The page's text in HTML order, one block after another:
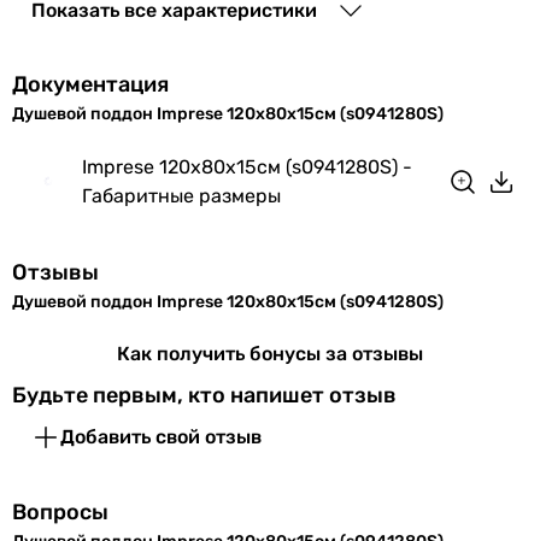
Высота
15 см
Ширина
80 см
Глубина
поддона
белый
Гарантия
Увидели ошибку в описании или характеристиках?
Показать все характеристики
Документация
Душевой поддон Imprese 120x80x15см (s0941280S)
Imprese 120x80x15см (s0941280S) -
Габаритные размеры
Отзывы
Душевой поддон Imprese 120x80x15см (s0941280S)
Как получить бонусы за отзывы
Будьте первым, кто напишет отзыв
Добавить свой отзыв
Вопросы